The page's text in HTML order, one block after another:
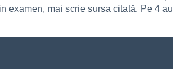
examen, mai scrie sursa citată. Pe 4